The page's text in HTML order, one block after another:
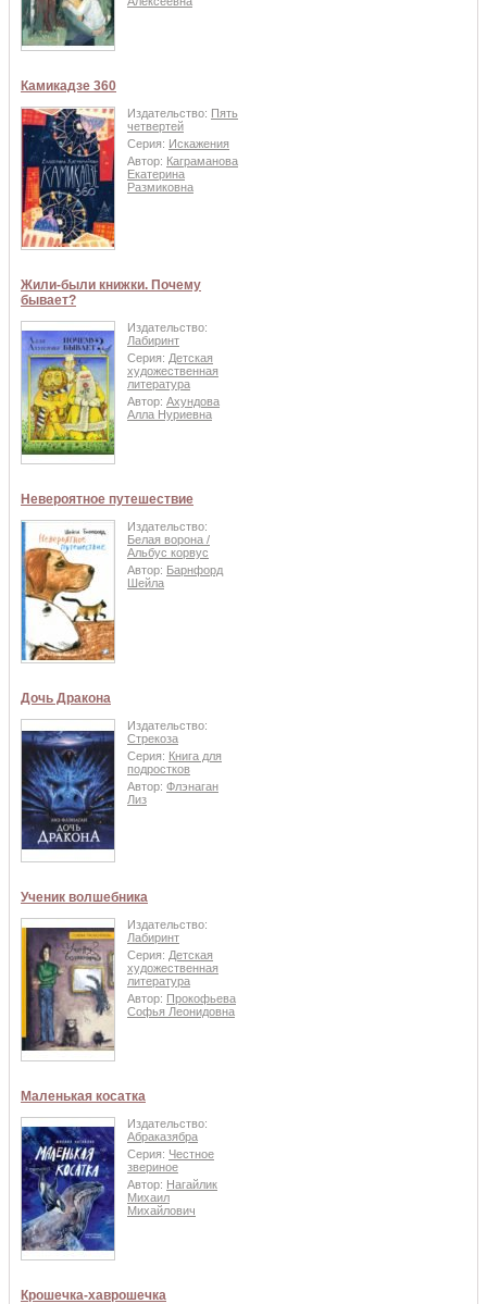
Камикадзе 360
Издательство: Пять
четвертей
Серия: Искажения
Автор: Каграманова
Екатерина
Размиковна
Жили-были книжки. Почему
бывает?
Издательство:
Лабиринт
Серия: Детская
художественная
литература
Автор: Ахундова
Алла Нуриевна
Невероятное путешествие
Издательство:
Белая ворона /
Альбус корвус
Автор: Барнфорд
Шейла
Дочь Дракона
Издательство:
Стрекоза
Серия: Книга для
подростков
Автор: Флэнаган
Лиз
Ученик волшебника
Издательство:
Лабиринт
Серия: Детская
художественная
литература
Автор: Прокофьева
Софья Леонидовна
Маленькая косатка
Издательство:
Абраказябра
Серия: Честное
звериное
Автор: Нагайлик
Михаил
Михайлович
Крошечка-хаврошечка